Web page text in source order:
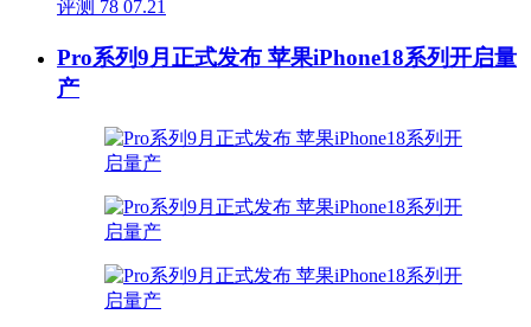
评测 78 07.21
Pro系列9月正式发布 苹果iPhone18系列开启量
产